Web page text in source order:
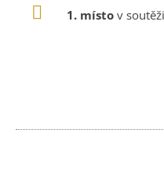
1. místo v soutěži